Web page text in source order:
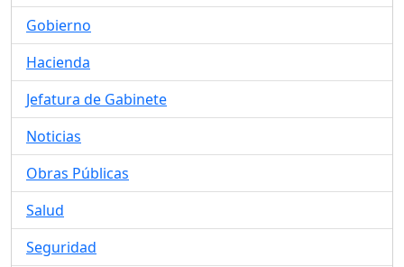
Gobierno
Hacienda
Jefatura de Gabinete
Noticias
Obras Públicas
Salud
Seguridad